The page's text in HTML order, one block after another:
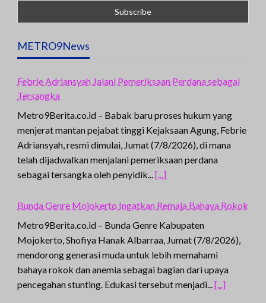
METRO9News
Febrie Adriansyah Jalani Pemeriksaan Perdana sebagai
Tersangka
Metro9Berita.co.id – Babak baru proses hukum yang
menjerat mantan pejabat tinggi Kejaksaan Agung, Febrie
Adriansyah, resmi dimulai, Jumat (7/8/2026), di mana
telah dijadwalkan menjalani pemeriksaan perdana
sebagai tersangka oleh penyidik...[...]
Bunda Genre Mojokerto Ingatkan Remaja Bahaya Rokok
Metro9Berita.co.id – Bunda Genre Kabupaten
Mojokerto, Shofiya Hanak Albarraa, Jumat (7/8/2026),
mendorong generasi muda untuk lebih memahami
bahaya rokok dan anemia sebagai bagian dari upaya
pencegahan stunting. Edukasi tersebut menjadi...[...]